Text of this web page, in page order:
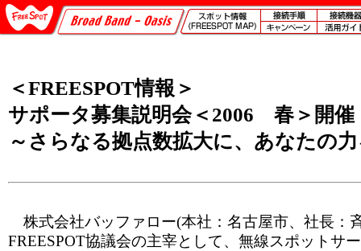
＜FREESPOT情報＞
サポータ募集説明会＜2006 春＞開催
～さらなる拠点数拡大に、あなたの
株式会社バッファロー(本社：名古屋市、社長：
FREESPOT協議会の主宰として、無線スポットサ